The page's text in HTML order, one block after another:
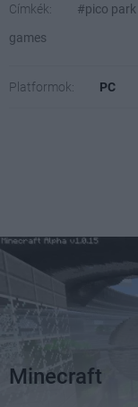
Címkék: #pico park
games
Platformok: PC
Minecraft